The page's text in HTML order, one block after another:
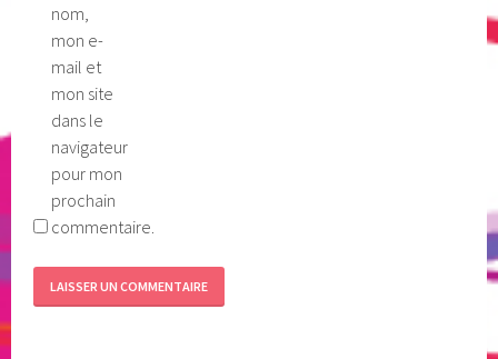
nom,
mon e-
mail et
mon site
dans le
navigateur
pour mon
prochain
commentaire.